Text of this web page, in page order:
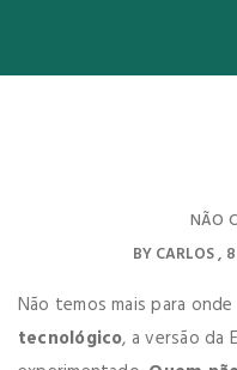
NÃO
BYCARLOS
Não temos mais para
tecnológico, a versão da